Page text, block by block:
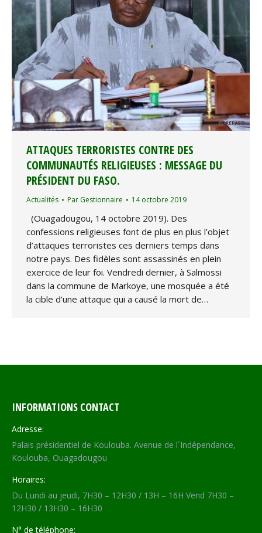
ATTAQUES TERRORISTES CONTRE DES
COMMUNAUTÉS RELIGIEUSES : MESSAGE DU
PRÉSIDENT DU FASO.
Actualités Par Gestionnaire 14 octobre 2019
(Ouagadougou, 14 octobre 2019). Des
confessions religieuses font de plus en plus l’objet
d’attaques terroristes ces derniers temps dans
notre pays. Des fidèles sont assassinés en plein
exercice de leur foi. Vendredi dernier, à Salmossi
dans la commune de Markoye, une mosquée a été
la cible d’une attaque qui a causé la mort de…
INFORMATIONS CONTACT
Adresse:
Palais présidentiel de Koulouba. Avenue de l´Indépendance,
Koulouba, Ouagadougou
Horaires:
Du Lundi au jeudi, 7H30 – 12H30 / 13H – 16H Vend 7H30 –
12H30 / 13H30 – 16H30
N° de téléphone: